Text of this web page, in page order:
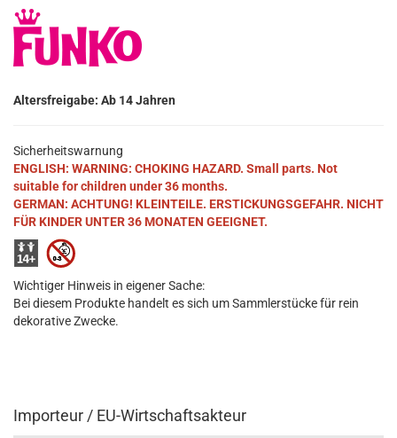
Altersfreigabe: Ab 14 Jahren
Sicherheitswarnung
ENGLISH: WARNING: CHOKING HAZARD. Small parts. Not
suitable for children under 36 months.
GERMAN: ACHTUNG! KLEINTEILE. ERSTICKUNGSGEFAHR. NICHT
FÜR KINDER UNTER 36 MONATEN GEEIGNET.
Wichtiger Hinweis in eigener Sache:
Bei diesem Produkte handelt es sich um Sammlerstücke für rein
dekorative Zwecke.
Importeur / EU-Wirtschaftsakteur